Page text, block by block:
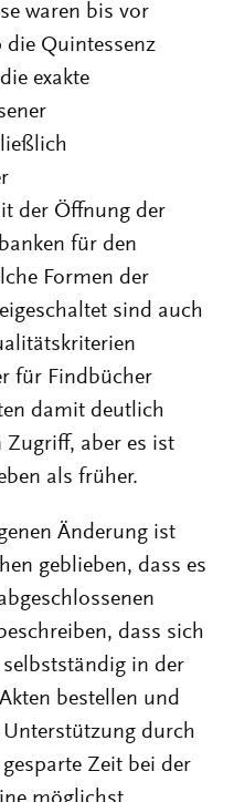
waren bis vor
die Quintessenz
exakte
der Öffnung der
für den
Formen der
sind auch
für Findbücher
damit deutlich
aber es ist
als früher.
Änderung ist
geblieben, dass es
dass sich
in der
bestellen und
durch
Zeit bei der